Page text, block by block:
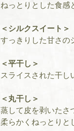
ねっとりとした食感
＜シルクスイート＞
すっきりした甘さの
＜平干し＞
スライスされた干し
＜丸干し＞
蒸して皮を剥いたさ
柔らかくねっとりと